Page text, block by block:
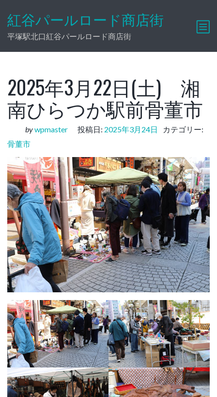
紅谷パールロード商店街
平塚駅北口紅谷パールロード商店街
2025年3月22日(土) 湘
南ひらつか駅前骨董市
bywpmaster 投稿日: 2025年3月24日
カテゴリー:
骨董市